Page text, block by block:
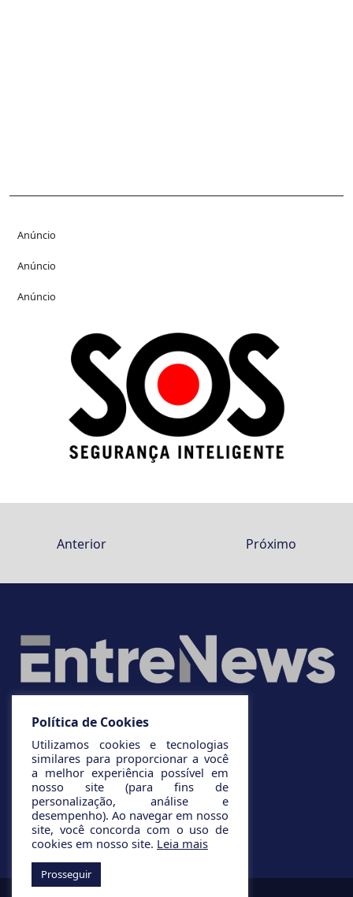
Anúncio
Anúncio
Anúncio
Anterior Próximo
Política de Cookies
Utilizamos cookies e tecnologias
similares para proporcionar a você
a melhor experiência possível em
nosso site (para fins de
personalização, análise e
desempenho). Ao navegar em nosso
site, você concorda com o uso de
cookies em nosso site. Leia mais
Prosseguir